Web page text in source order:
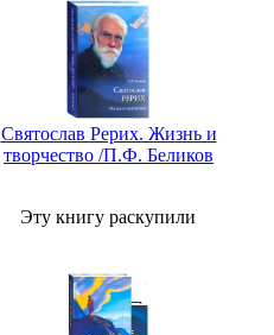
Святослав Рерих. Жизнь и
творчество /П.Ф. Беликов
Эту книгу раскупили